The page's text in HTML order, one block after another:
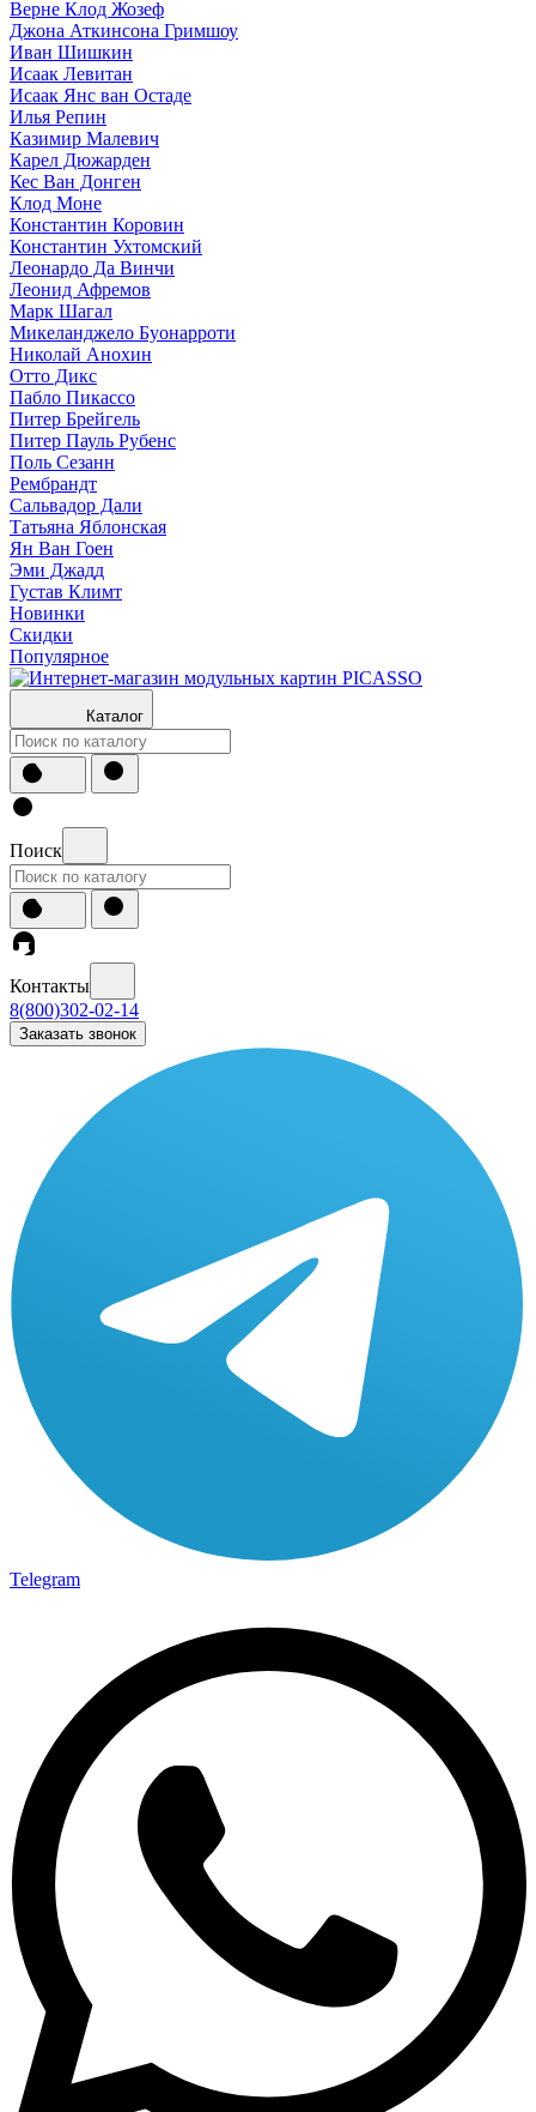
Верне Клод Жозеф
Джона Аткинсона Гримшоу
Иван Шишкин
Исаак Левитан
Исаак Янс ван Остаде
Илья Репин
Казимир Малевич
Карел Дюжарден
Кес Ван Донген
Клод Моне
Константин Коровин
Константин Ухтомский
Леонардо Да Винчи
Леонид Афремов
Марк Шагал
Микеланджело Буонарроти
Николай Анохин
Отто Дикс
Пабло Пикассо
Питер Брейгель
Питер Пауль Рубенс
Поль Сезанн
Рембрандт
Сальвадор Дали
Татьяна Яблонская
Ян Ван Гоен
Эми Джадд
Густав Климт
Новинки
Скидки
Популярное
Каталог
Поиск
Контакты
8(800)302-02-14
Заказать звонок
Telegram